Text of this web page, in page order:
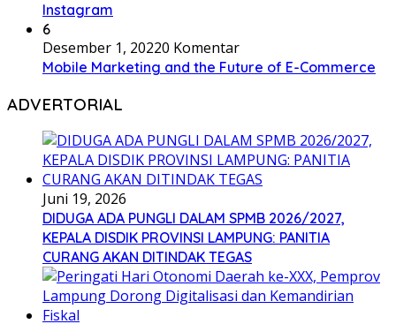
Instagram
6
Desember 1, 20220 Komentar
Mobile Marketing and the Future of E-Commerce
ADVERTORIAL
Juni 19, 2026
DIDUGA ADA PUNGLI DALAM SPMB 2026/2027,
KEPALA DISDIK PROVINSI LAMPUNG: PANITIA
CURANG AKAN DITINDAK TEGAS